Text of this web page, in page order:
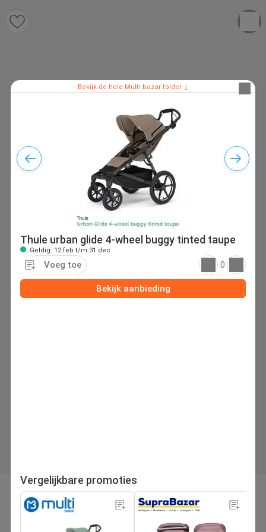
pagina
1/221
Bekijk de hele Multi bazar folder ↓
Thule urban glide 4-wheel buggy tinted taupe
Geldig: 12 feb t/m 31 dec
Voeg toe 0
Bekijk aanbieding
Vergelijkbare promoties